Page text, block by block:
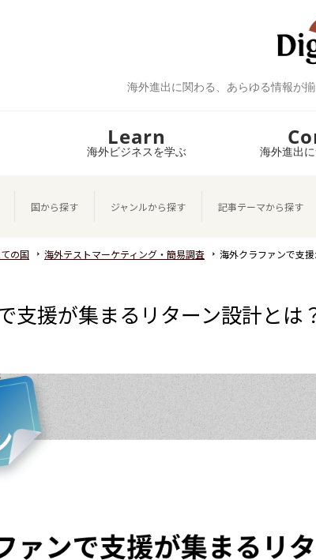
海外進出に関わる、あらゆる情報が
Learn
海外ビジネスを学ぶ 海外進出
国から探す ジャンルから探す 記事テーマから探す
の国 海外テストマーケティング・簡易調査 海外クラファンで支
支援が集まるリターン設計とは